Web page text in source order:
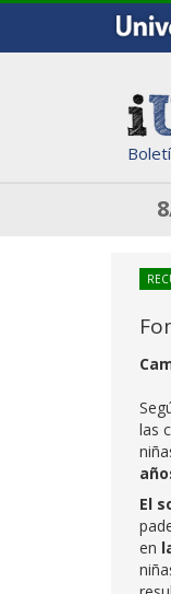
las
El
en